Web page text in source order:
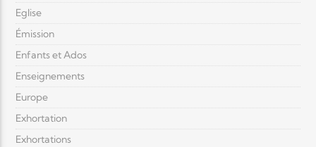
Eglise
Émission
Enfants et Ados
Enseignements
Europe
Exhortation
Exhortations